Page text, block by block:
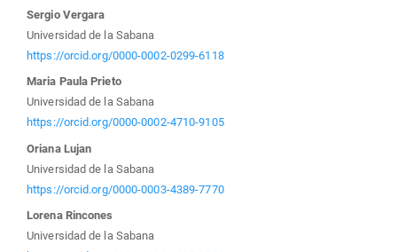
Contenido
principal
del
artículo
Sergio Vergara
Universidad de la Sabana
https://orcid.org/0000-0002-0299-6118
Maria Paula Prieto
Universidad de la Sabana
https://orcid.org/0000-0002-4710-9105
Oriana Lujan
Universidad de la Sabana
https://orcid.org/0000-0003-4389-7770
Lorena Rincones
Universidad de la Sabana